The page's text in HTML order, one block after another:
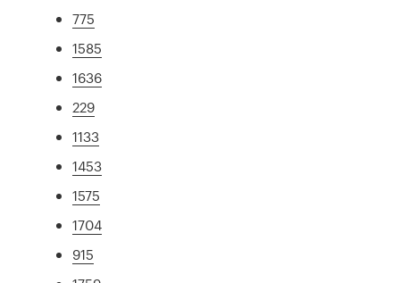
775
1585
1636
229
1133
1453
1575
1704
915